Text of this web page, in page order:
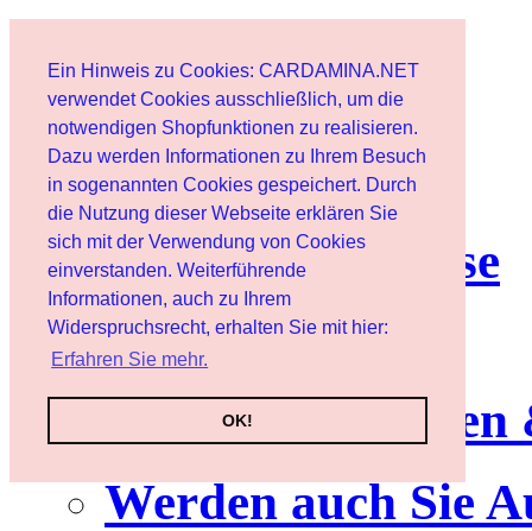
Ein Hinweis zu Cookies: CARDAMINA.NET
verwendet Cookies ausschließlich, um die
notwendigen Shopfunktionen zu realisieren.
Dazu werden Informationen zu Ihrem Besuch
in sogenannten Cookies gespeichert. Durch
die Nutzung dieser Webseite erklären Sie
sich mit der Verwendung von Cookies
einverstanden. Weiterführende
Informationen, auch zu Ihrem
Widerspruchsrecht, erhalten Sie mit hier:
Erfahren Sie mehr.
OK!
Benutzer
Newsletter
Nutzungshinweise
Service
Werden auch Sie